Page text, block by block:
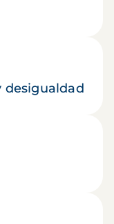
desigualdad